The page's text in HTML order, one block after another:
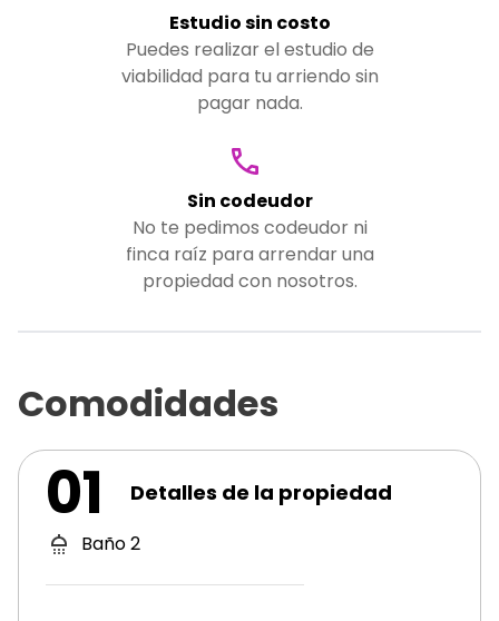
Estudio sin costo
Puedes realizar el estudio de
viabilidad para tu arriendo sin
pagar nada.
Sin codeudor
No te pedimos codeudor ni
finca raíz para arrendar una
propiedad con nosotros.
Comodidades
01 Detalles de la propiedad
Baño2